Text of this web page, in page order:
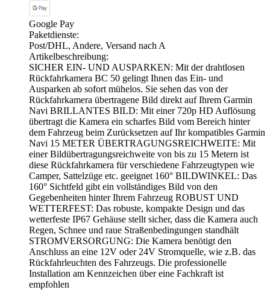
Google Pay
Paketdienste:
Post/DHL, Andere, Versand nach A
Artikelbeschreibung:
SICHER EIN- UND AUSPARKEN: Mit der drahtlosen
Rückfahrkamera BC 50 gelingt Ihnen das Ein- und
Ausparken ab sofort mühelos. Sie sehen das von der
Rückfahrkamera übertragene Bild direkt auf Ihrem Garmin
Navi BRILLANTES BILD: Mit einer 720p HD Auflösung
übertragt die Kamera ein scharfes Bild vom Bereich hinter
dem Fahrzeug beim Zurücksetzen auf Ihr kompatibles Garmin
Navi 15 METER ÜBERTRAGUNGSREICHWEITE: Mit
einer Bildübertragungsreichweite von bis zu 15 Metern ist
diese Rückfahrkamera für verschiedene Fahrzeugtypen wie
Camper, Sattelzüge etc. geeignet 160° BILDWINKEL: Das
160° Sichtfeld gibt ein vollständiges Bild von den
Gegebenheiten hinter Ihrem Fahrzeug ROBUST UND
WETTERFEST: Das robuste, kompakte Design und das
wetterfeste IP67 Gehäuse stellt sicher, dass die Kamera auch
Regen, Schnee und raue Straßenbedingungen standhält
STROMVERSORGUNG: Die Kamera benötigt den
Anschluss an eine 12V oder 24V Stromquelle, wie z.B. das
Rückfahrleuchten des Fahrzeugs. Die professionelle
Installation am Kennzeichen über eine Fachkraft ist
empfohlen